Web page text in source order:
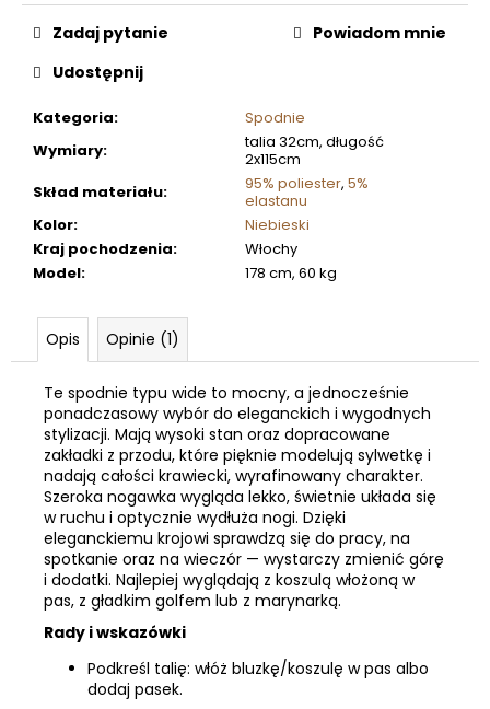
Kategoria:
Spodnie
Wymiary:
talia 32cm, długość
2x115cm
Skład materiału: 95% poliester, 5%
elastanu
Kolor:
Niebieski
Kraj pochodzenia:
Włochy
Model: 178 cm, 60 kg
Zadaj pytanie
Powiadom mnie
Udostępnij
Opis Opinie (1)
Te spodnie typu wide to mocny, a jednocześnie
ponadczasowy wybór do eleganckich i wygodnych
stylizacji. Mają wysoki stan oraz dopracowane
zakładki z przodu, które pięknie modelują sylwetkę i
nadają całości krawiecki, wyrafinowany charakter.
Szeroka nogawka wygląda lekko, świetnie układa się
w ruchu i optycznie wydłuża nogi. Dzięki
eleganckiemu krojowi sprawdzą się do pracy, na
spotkanie oraz na wieczór — wystarczy zmienić górę
i dodatki. Najlepiej wyglądają z koszulą włożoną w
pas, z gładkim golfem lub z marynarką.
Rady i wskazówki
Podkreśl talię: włóż bluzkę/koszulę w pas albo
dodaj pasek.